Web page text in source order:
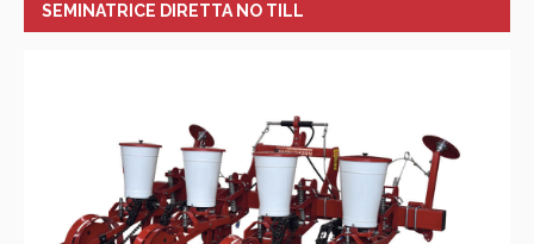
SEMINATRICE DIRETTA NO TILL